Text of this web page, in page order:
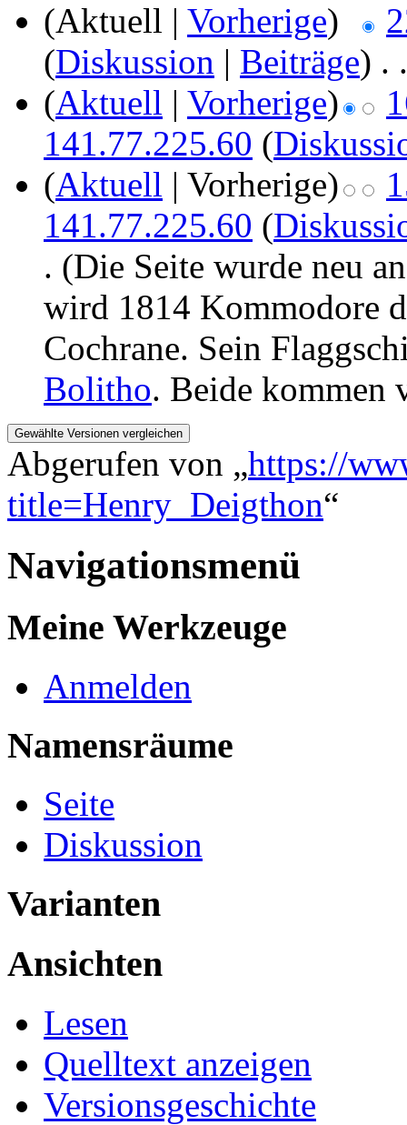
(Aktuell | Vorherige)
(Diskussion | Beiträge) . .
(Aktuell | Vorherige)
141.77.225.60 (
(Aktuell | Vorherige)
141.77.225.60 (
. (Die Seite wurde neu
wird 1814 Kommodore
Cochrane. Sein
Bolitho. Beide kommen
Abgerufen von „https://
title=Henry_Deigthon“
Navigationsmenü
Meine Werkzeuge
Anmelden
Namensräume
Seite
Diskussion
Varianten
Ansichten
Lesen
Quelltext anzeigen
Versionsgeschichte